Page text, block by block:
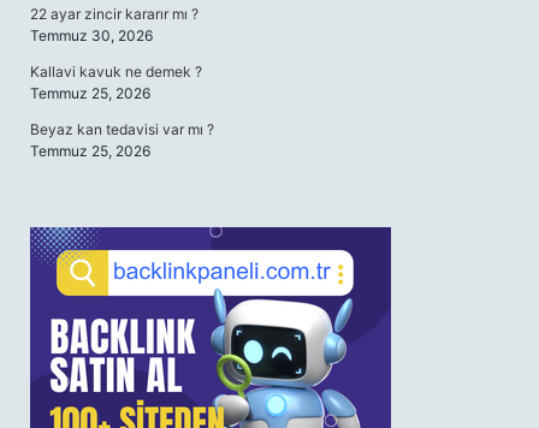
22 ayar zincir kararır mı ?
Temmuz 30, 2026
Kallavi kavuk ne demek ?
Temmuz 25, 2026
Beyaz kan tedavisi var mı ?
Temmuz 25, 2026